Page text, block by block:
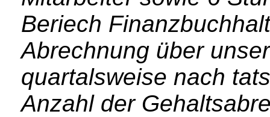
Beriech
Abrechnung über
quartalsweise nach
Anzahl der